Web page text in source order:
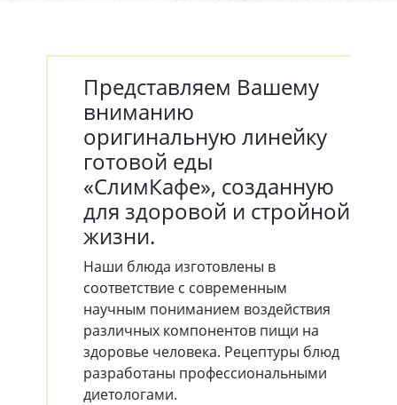
Представляем Вашему
вниманию
оригинальную линейку
готовой еды
«СлимКафе», созданную
для здоровой и стройной
жизни.
Наши блюда изготовлены в
соответствие с современным
научным пониманием воздействия
различных компонентов пищи на
здоровье человека. Рецептуры блюд
разработаны профессиональными
диетологами.